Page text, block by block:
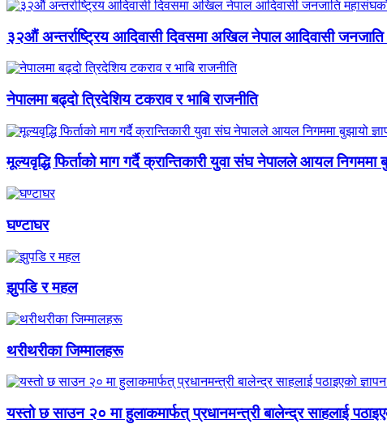
३२औं अन्तर्राष्ट्रिय आदिवासी दिवसमा अखिल नेपाल आदिवासी
नेपालमा बढ्दो त्रिदेशिय टकराव र भाबि राजनीति
मूल्यवृद्धि फिर्ताको माग गर्दै क्रान्तिकारी युवा संघ नेपालले आयल निगममा
घण्टाघर
झुपडि र महल
थरीथरीका जिम्मालहरू
यस्तो छ साउन २० मा हुलाकमार्फत् प्रधानमन्त्री बालेन्द्र साहलाई